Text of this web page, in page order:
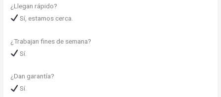
¿Llegan rápido?
Sí, estamos cerca.
¿Trabajan fines de semana?
Sí.
¿Dan garantía?
Sí.